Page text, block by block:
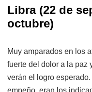
Libra (22 de
octubre)
Muy amparados en los
fuerte del dolor a la paz
verán el logro